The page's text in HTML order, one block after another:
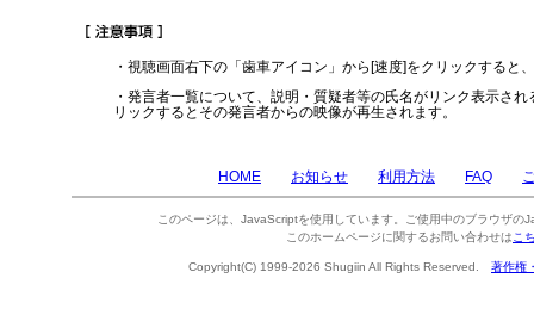
・視聴画面右下の「歯車アイコン」から[速度]をクリックすると
・発言者一覧について、説明・質疑者等の氏名がリンク表示さ
リックするとその発言者からの映像が再生されます。
HOME お知らせ 利用方法 FAQ
このページは、JavaScriptを使用しています。ご使用中のブラウザの
このホームページに関するお問い合わせは こ
Copyright(C) 1999-2026 Shugiin All Rights Reserved. 著作権